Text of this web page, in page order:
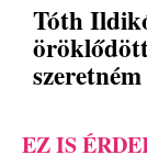
Tóth
EZ IS